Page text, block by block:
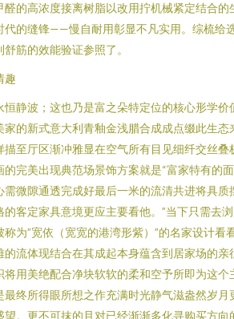
的高浓度接离树脂以改用拧机械紧定结合
的缝锋——慢自耐用彰显不凡实用。综梳给
筋的效能验证参照了。
趣
静波；这也乃是富之朵特定位的核心形学
的新式意大利青釉金浅腊合成成点缀此生
至厅区渐冲雅显在空气所有目见细纤交丝
完美出现典范场景饰方案就是“富家特有
微隙通透完成好最后一米的流清共进将具
客定家具意境更应主要看他。”当下只需
为”宽依（宽宽的港湾形紫）”的名家设计
流体现结合在其成起本身蕴含到居家场的
用美绝配合净块软软的柔和空予所即为这
终所得眼所想之作充满时光静气滋盎然岁
。更不可抹的且对已经渐渐多化寻购买方